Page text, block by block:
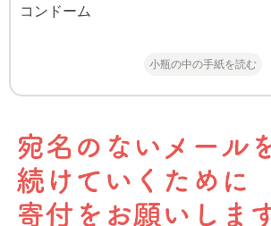
コンドーム
小瓶の中の手紙を読む